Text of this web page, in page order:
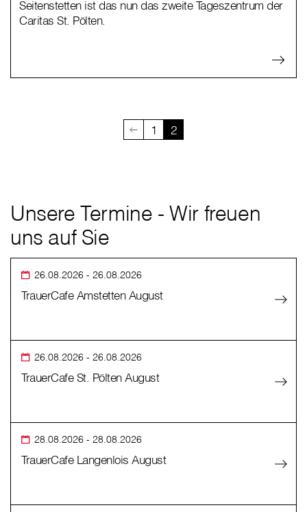
Seitenstetten ist das nun das zweite Tageszentrum der
Caritas St. Pölten.
1 2
Unsere Termine - Wir freuen
uns auf Sie
26.08.2026 - 26.08.2026
TrauerCafe Amstetten August
26.08.2026 - 26.08.2026
TrauerCafe St. Pölten August
28.08.2026 - 28.08.2026
TrauerCafe Langenlois August